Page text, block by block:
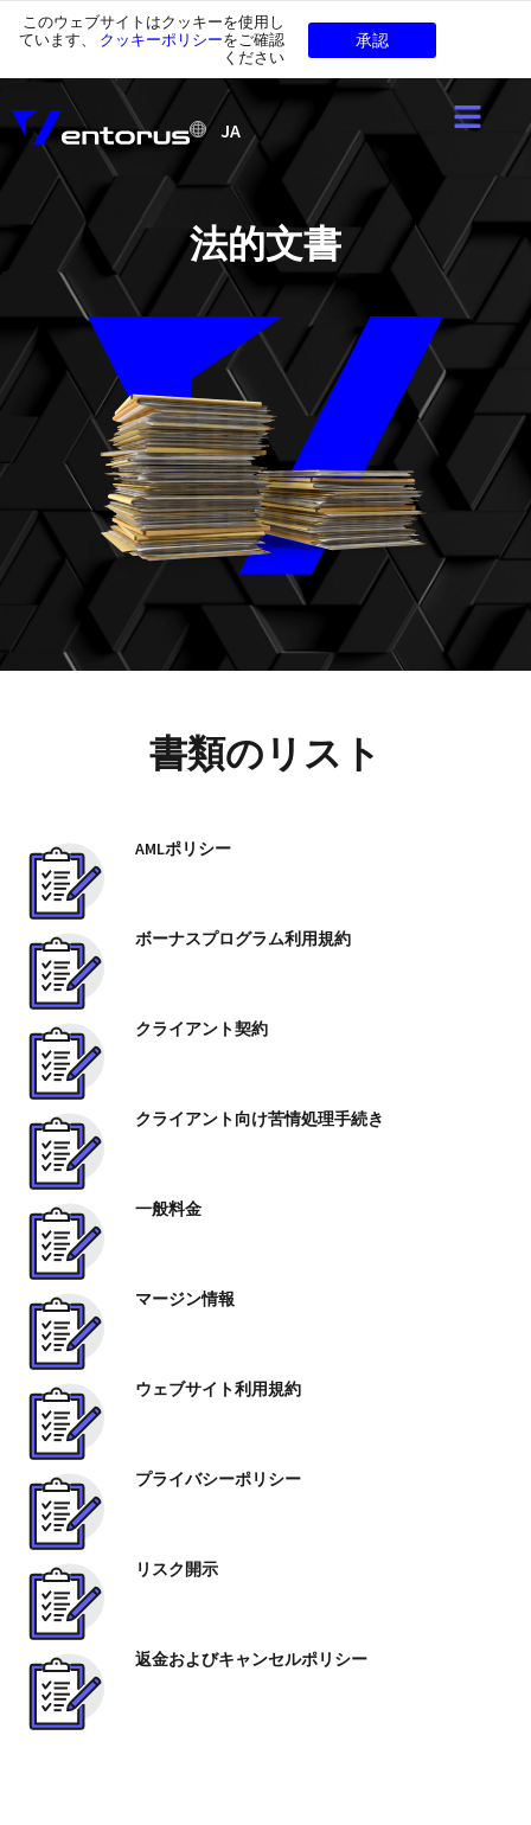
JA
法的文書
書類のリスト
AMLポリシー
ボーナスプログラム利用規約
クライアント契約
クライアント向け苦情処理手続き
一般料金
マージン情報
ウェブサイト利用規約
プライバシーポリシー
リスク開示
返金およびキャンセルポリシー
このウェブサイトはクッキーを使用し
ています、 クッキーポリシーをご確認
ください
承認